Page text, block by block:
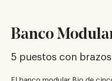
Banco
5 puestos con